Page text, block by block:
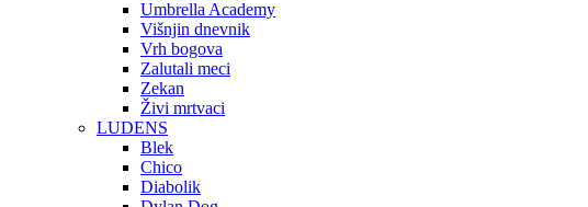
Umbrella Academy
Višnjin dnevnik
Vrh bogova
Zalutali meci
Zekan
Živi mrtvaci
LUDENS
Blek
Chico
Diabolik